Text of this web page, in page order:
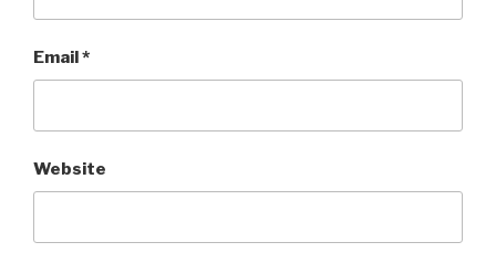
Email *
Website